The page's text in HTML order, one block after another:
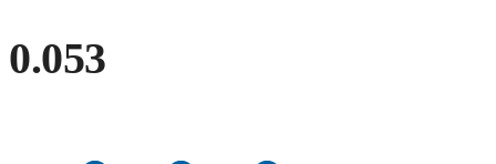
0.053